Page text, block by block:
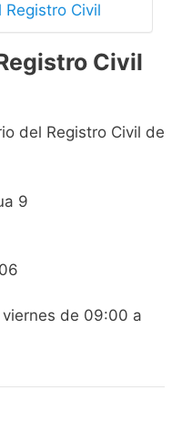
Civil
Civil
del Registro Civil de
9
de 09:00 a